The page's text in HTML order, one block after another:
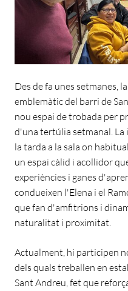
Des de fa unes setmanes,
emblemàtic del barri de
nou espai de trobada per
d'una tertúlia setmanal. La
la tarda a la sala on
un espai càlid i acollidor
experiències i ganes
condueixen l'Elena i el
que fan d'amfitrions i
naturalitat i proximitat.
Actualment, hi participen
dels quals treballen en
Sant Andreu, fet que